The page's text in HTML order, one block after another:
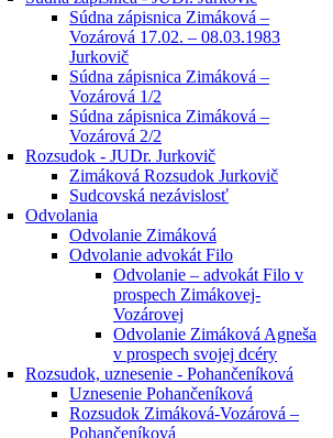
Súdna zápisnica Zimáková –
Vozárová 17.02. – 08.03.1983
Jurkovič
Súdna zápisnica Zimáková –
Vozárová 1/2
Súdna zápisnica Zimáková –
Vozárová 2/2
Rozsudok - JUDr. Jurkovič
Zimáková Rozsudok Jurkovič
Sudcovská nezávislosť
Odvolania
Odvolanie Zimáková
Odvolanie advokát Filo
Odvolanie – advokát Filo v
prospech Zimákovej-
Vozárovej
Odvolanie Zimáková Agneša
v prospech svojej dcéry
Rozsudok, uznesenie - Pohančeníková
Uznesenie Pohančeníková
Rozsudok Zimáková-Vozárová –
Pohančeníková